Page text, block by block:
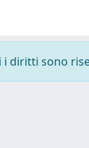
sono